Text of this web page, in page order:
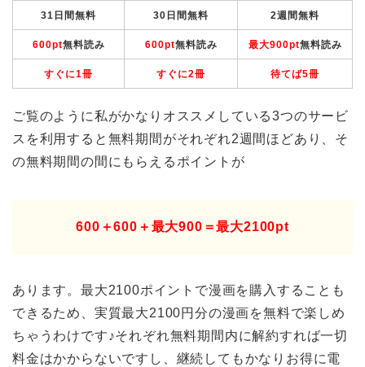
31日間無料 30日間無料 2週間無料
600pt無料読み 600pt無料読み 最大900pt無料読み
すぐに1冊 すぐに2冊 待てば5冊
ご覧のように私がかなりオススメしている3つのサービ
スを利用すると無料期間がそれぞれ2週間ほどあり、そ
の無料期間の間にもらえるポイントが
600＋600＋最大900＝最大2100pt
あります。最大2100ポイントで漫画を購入することも
できるため、実質最大2100円分の漫画を無料で楽しめ
ちゃうわけです♪それぞれ無料期間内に解約すれば一切
料金はかからないですし、継続してもかなりお得に電